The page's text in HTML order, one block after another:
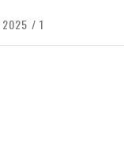
2025 1